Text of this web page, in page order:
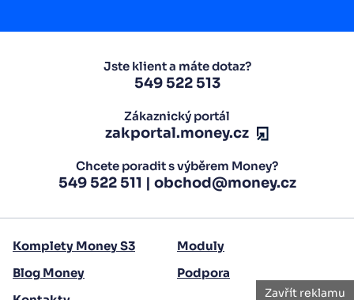
Zavřít reklamu
Jste klient a máte dotaz?
549 522 513
Zákaznický portál
zakportal.money.cz
Chcete poradit s výběrem Money?
549 522 511 | obchod@money.cz
Komplety Money S3
Moduly
Blog Money
Podpora